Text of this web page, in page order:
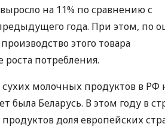
на 11% по сравнению с
года. При этом, по
этого товара
потребления.
молочных продуктов в РФ
была Беларусь. В этом году в
доля европейских